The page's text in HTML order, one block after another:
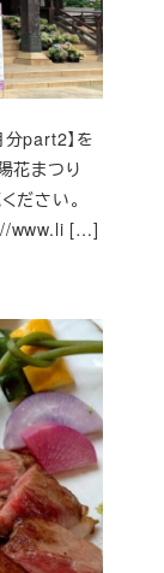
part2】を
花まつり
ださい。
www.li […]